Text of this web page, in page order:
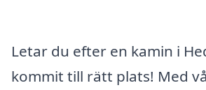
Letar du efter en kamin i
kommit till rätt plats! Med